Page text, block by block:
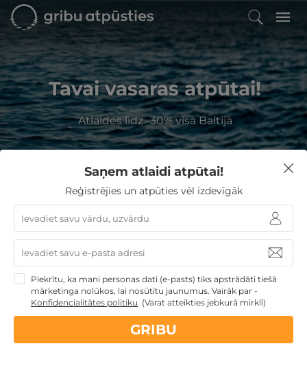
Tavai vasaras atpūtai!
Atlaides līdz -30% visā Baltijā
Filtrēt
GribuAtpusties » Latvija » Viesnīcas Daugavpils nov.
Viesnīcas Daugavpils nov.
Izvēlieties no29GribuAtpusties.lv atpūtas
piedāvājumiem
Vai meklējat atpūtas piedāvājumus Daugavpils
tuvumā? GribuAtpusties.lv piedāvā iegādāties
Saņem atlaidi atpūtai!
Reģistrējies un atpūties vēl izdevīgāk
Piekrītu, ka mani personas dati (e-pasts) tiks apstrādāti tiešā
mārketinga nolūkos, lai nosūtītu jaunumus. Vairāk par -
Konfidencialitātes politiku. (Varat atteikties jebkurā mirklī)
GRIBU